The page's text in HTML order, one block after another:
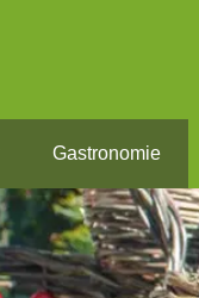
Gastronomie